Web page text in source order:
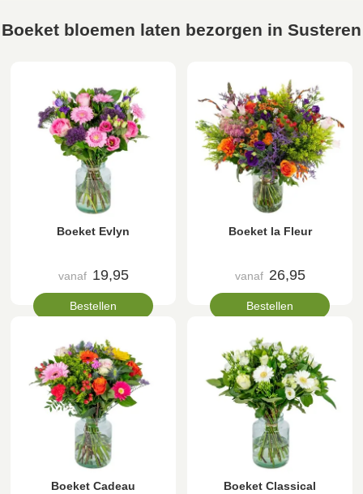
Boeket bloemen laten bezorgen in Susteren
Boeket Evlyn
vanaf 19,95
Bestellen
Boeket la Fleur
vanaf 26,95
Bestellen
Boeket Cadeau
Boeket Classical